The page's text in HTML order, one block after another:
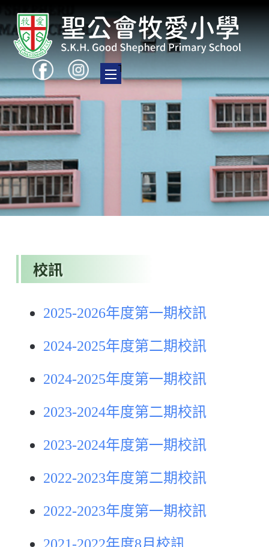
Toggle main menu visibility
校訊
2025-2026年度第一期校訊
2024-2025年度第二期校訊
2024-2025年度第一期校訊
2023-2024年度第二期校訊
2023-2024年度第一期校訊
2022-2023年度第二期校訊
2022-2023年度第一期校訊